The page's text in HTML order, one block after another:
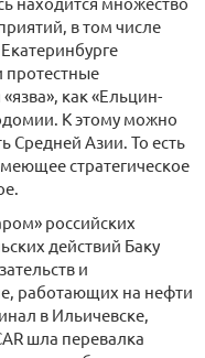
в том числе
протестные
как «Ельцин-
К этому можно
Средней Азии. То есть
стратегическое
российских
действий Баку
и
работающих на нефти
в Ильичевске,
шла перевалка